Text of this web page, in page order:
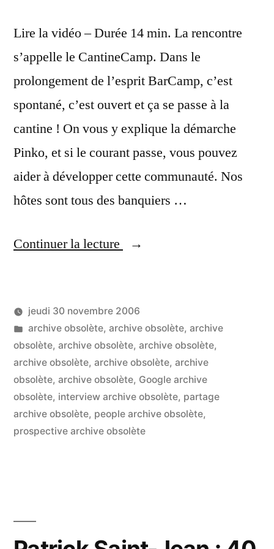
Lire la vidéo – Durée 14 min. La rencontre
s’appelle le CantineCamp. Dans le
prolongement de l’esprit BarCamp, c’est
spontané, c’est ouvert et ça se passe à la
cantine ! On vous y explique la démarche
Pinko, et si le courant passe, vous pouvez
aider à développer cette communauté. Nos
hôtes sont tous des banquiers …
Continuer la lecture
« Cantine
lieu
où
l’on
parle
d’économie
solidaire,
Publié
par
LucL
jeudi 30 novembre 2006
Publié
dans
archive obsolète, archive obsolète, archive
obsolète, archive obsolète, archive obsolète,
archive obsolète, archive obsolète, archive
obsolète, archive obsolète, Google archive
obsolète, interview archive obsolète, partage
archive obsolète, people archive obsolète,
prospective archive obsolète